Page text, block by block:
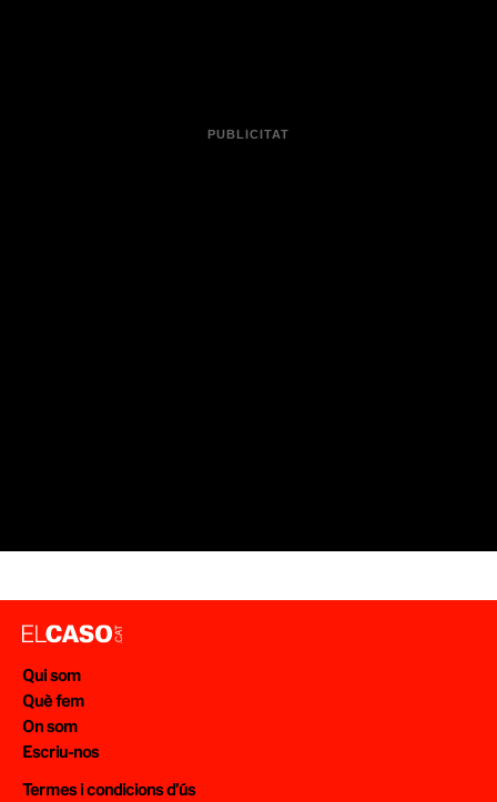
Qui som
Què fem
On som
Escriu-nos
Termes i condicions d’ús